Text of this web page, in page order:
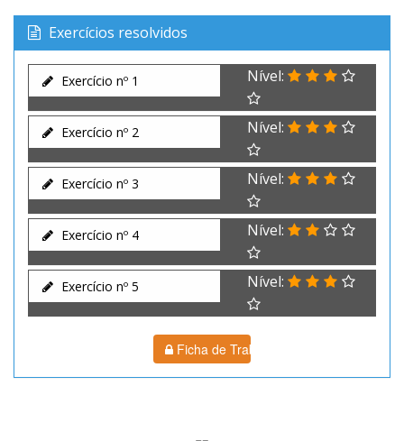
Exercícios resolvidos
Exercício nº 1 Nível:
Exercício nº 2 Nível:
Exercício nº 3 Nível:
Exercício nº 4 Nível:
Exercício nº 5 Nível:
Ficha de Trabalho